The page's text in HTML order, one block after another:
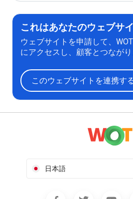
これはあなたのウェブサ
ウェブサイトを申請して、
にアクセスし、顧客とつながり
このウェブサイトを連携す
日本語